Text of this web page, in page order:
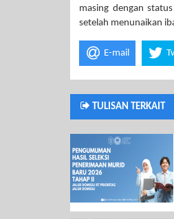
masing dengan
setelah menunaikan
E-mail
TULISAN TERKAIT